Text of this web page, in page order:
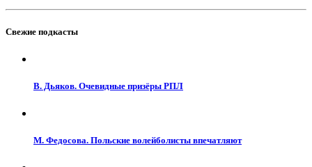
Свежие подкасты
В. Дьяков. Очевидные призёры РПЛ
М. Федосова. Польские волейболисты впечатляют